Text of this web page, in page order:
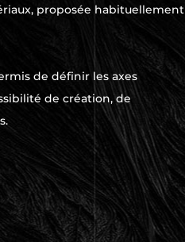
proposée habituellement
de définir les axes
de création, de